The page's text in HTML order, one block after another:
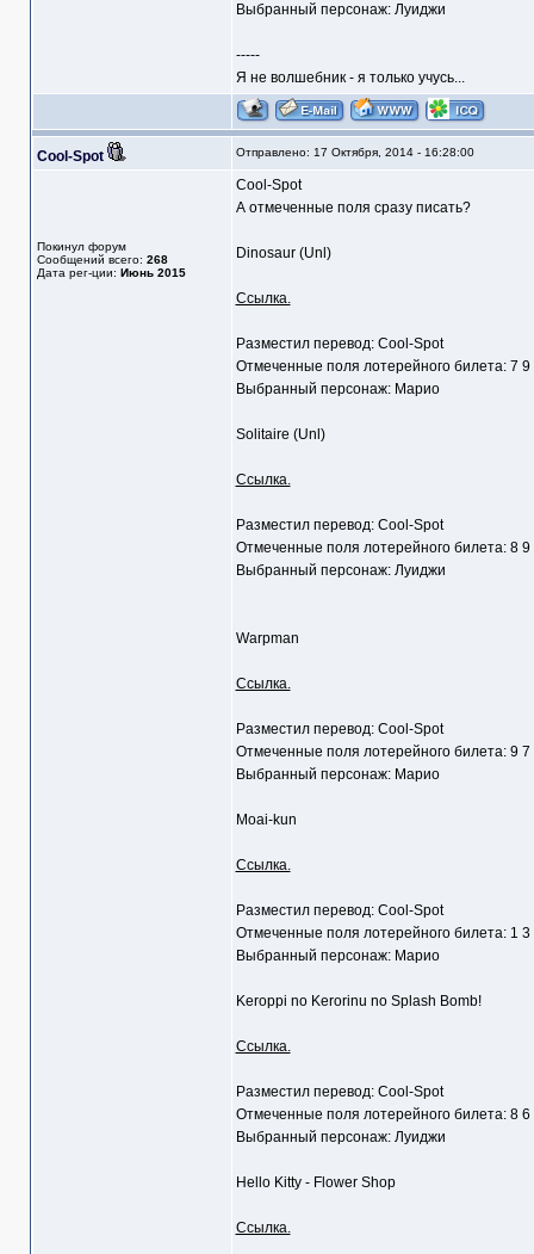
Выбранный персонаж: Луиджи
-----
Я не волшебник - я только учусь...
Cool-Spot Отправлено: 17 Октября, 2014 - 16:28:00
Покинул форум
Сообщений всего: 268
Дата рег-ции: Июнь 2015
Cool-Spot
А отмеченные поля сразу писать?
Dinosaur (Unl)
Ссылка.
Разместил перевод: Cool-Spot
Отмеченные поля лотерейного билета: 7 9
Выбранный персонаж: Марио
Solitaire (Unl)
Ссылка.
Разместил перевод: Cool-Spot
Отмеченные поля лотерейного билета: 8 9
Выбранный персонаж: Луиджи
Warpman
Ссылка.
Разместил перевод: Cool-Spot
Отмеченные поля лотерейного билета: 9 7
Выбранный персонаж: Марио
Moai-kun
Ссылка.
Разместил перевод: Cool-Spot
Отмеченные поля лотерейного билета: 1 3
Выбранный персонаж: Марио
Keroppi no Kerorinu no Splash Bomb!
Ссылка.
Разместил перевод: Cool-Spot
Отмеченные поля лотерейного билета: 8 6
Выбранный персонаж: Луиджи
Hello Kitty - Flower Shop
Ссылка.